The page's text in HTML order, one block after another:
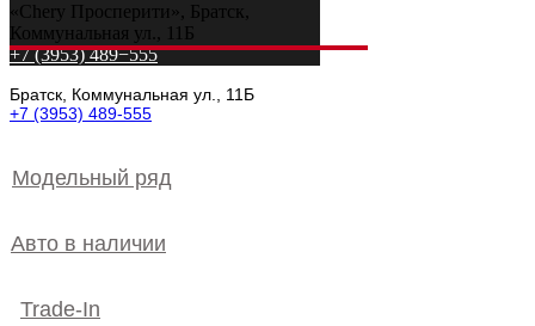
Братск, Коммунальная ул., 11Б
+7 (3953) 489-555
Модельный ряд
Авто в наличии
Trade-In
«Chery Просперити», Братск,
Коммунальная ул., 11Б
+7 (3953) 489−555